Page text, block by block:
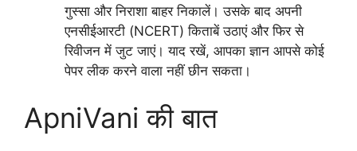
गुस्सा और निराशा बाहर निकालें। उसके बाद अपनी
एनसीईआरटी (NCERT) किताबें उठाएं और फिर से
रिवीजन में जुट जाएं। याद रखें, आपका ज्ञान आपसे कोई
पेपर लीक करने वाला नहीं छीन सकता।
ApniVani की बात